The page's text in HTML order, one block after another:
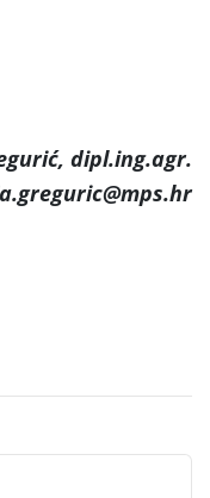
dipl.ing.agr.